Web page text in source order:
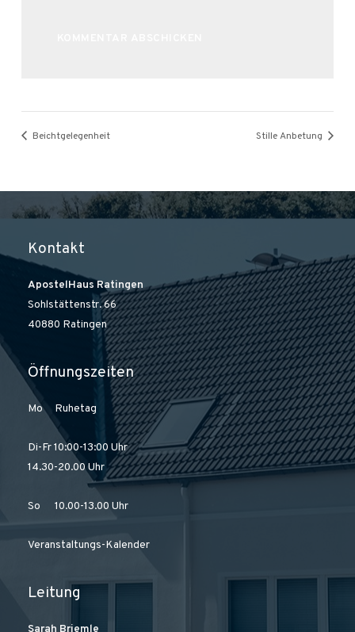
Beichtgelegenheit Stille Anbetung
Kontakt
ApostelHaus Ratingen
Sohlstättenstr. 66
40880 Ratingen
Öffnungszeiten
Mo Ruhetag
Di-Fr 10:00-13:00 Uhr
14.30-20.00 Uhr
So 10.00-13.00 Uhr
Veranstaltungs-Kalender
Leitung